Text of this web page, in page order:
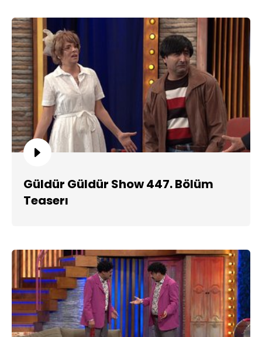
Güldür Güldür Show 447. Bölüm
Teaserı